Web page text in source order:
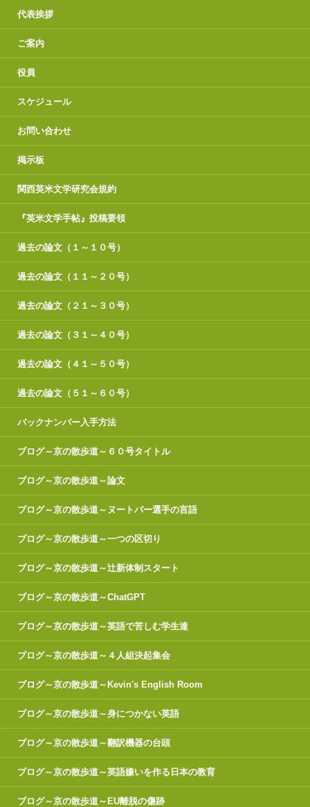
代表挨拶
ご案内
役員
スケジュール
お問い合わせ
掲示板
関西英米文学研究会規約
『英米文学手帖』投稿要領
過去の論文（１～１０号）
過去の論文（１１～２０号）
過去の論文（２１～３０号）
過去の論文（３１～４０号）
過去の論文（４１～５０号）
過去の論文（５１～６０号）
バックナンバー入手方法
ブログ～京の散歩道～６０号タイトル
ブログ～京の散歩道～論文
ブログ～京の散歩道～ヌートバー選手の言語
ブログ～京の散歩道～一つの区切り
ブログ～京の散歩道～辻新体制スタート
ブログ～京の散歩道～ChatGPT
ブログ～京の散歩道～英語で苦しむ学生達
ブログ～京の散歩道～４人組決起集会
ブログ～京の散歩道～Kevin's English Room
ブログ～京の散歩道～身につかない英語
ブログ～京の散歩道～翻訳機器の台頭
ブログ～京の散歩道～英語嫌いを作る日本の教育
ブログ～京の散歩道～EU離脱の傷跡